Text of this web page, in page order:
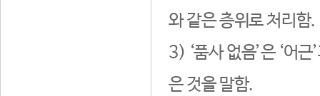
와 같은 층위로 처리함.
3) ‘품사 없음’은 ‘어
은 것을 말함.